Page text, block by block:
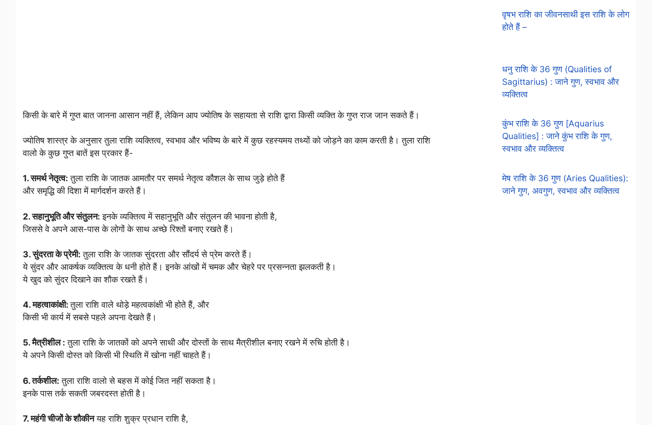
किसी के बारे में गुप्त बात जानना आसान नहीं हैं, लेकिन आप ज्योतिष के सहायता से राशि द्वारा किसी व्यक्ति के गुप्त राज जान सकते हैं।
ज्योतिष शास्त्र के अनुसार तुला राशि व्यक्तित्व, स्वभाव और भविष्य के बारे में कुछ रहस्यमय तथ्यों को जोड़ने का काम करती है। तुला राशि
वालो के कुछ गुप्त बातें इस प्रकार हैं-
1. समर्थ नेतृत्व: तुला राशि के जातक आमतौर पर समर्थ नेतृत्व कौशल के साथ जुड़े होते हैं
और समृद्धि की दिशा में मार्गदर्शन करते हैं।
2. सहानुभूति और संतुलन: इनके व्यक्तित्व में सहानुभूति और संतुलन की भावना होती है,
जिससे वे अपने आस-पास के लोगों के साथ अच्छे रिश्तों बनाए रखते हैं।
3. सुंदरता के प्रेमी: तुला राशि के जातक सुंदरता और सौंदर्य से प्रेम करते हैं।
ये सुंदर और आकर्षक व्यक्तित्व के धनी होते हैं। इनके आंखों में चमक और चेहरे पर प्रसन्नता झलकती है।
ये खुद को सुंदर दिखाने का शौक रखते हैं।
4. महत्वाकांक्षी:तुला राशि वाले थोड़े महत्वकांक्षी भी होते हैं, और
किसी भी कार्य में सबसे पहले अपना देखते हैं।
5. मैत्रीशील : तुला राशि के जातकों को अपने साथी और दोस्तों के साथ मैत्रीशील बनाए रखने में रुचि होती है।
ये अपने किसी दोस्त को किसीभी स्थिति में खोना नहीं चाहते हैं।
6. तर्कशील: तुला राशि वालो से बहस में कोई जित नहीं सकता है।
इनके पास तर्क सकती जबरदस्त होती है।
7.महंगी चीजों के शौकीनयह राशि शुक्र प्रधान राशि है,
वृषभ राशि का जीवनसाथी इस राशि के लोग
होते हैं –
धनु राशि के 36 गुण (Qualities of
Sagittarius) : जाने गुण, स्वभाव और
व्यक्तित्व
कुंभ राशि के 36 गुण [Aquarius
Qualities] : जाने कुंभ राशि के गुण,
स्वभाव और व्यक्तित्व
मेष राशि के 36 गुण (Aries Qualities):
जाने गुण, अवगुण, स्वभाव और व्यक्तित्व